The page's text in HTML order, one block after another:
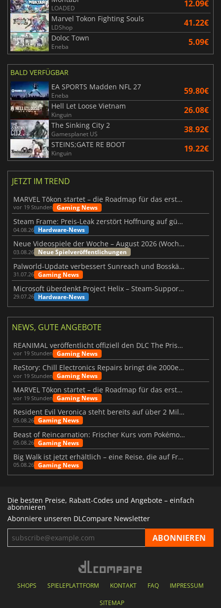
LOADED 12.09€
Marvel Tokon Fighting Souls
LDShop 41.22€
Doloc Town
Eneba 5.09€
BALD VERFÜGBAR
EA SPORTS Madden NFL 27
Eneba 59.80€
Hell Let Loose Vietnam
Kinguin 26.08€
The Sinking City 2
Gamesplanet US 38.92€
STEINS;GATE RE BOOT
Kinguin 19.22€
JETZT IM TREND
MARVEL Tōkon startet – die Roadmap für das erste Jahr wurde vorgestellt
vor 19 Stunden Gaming News
Steam Frame: Preis-Leak zerstört Hoffnung auf günstiges VR-Headset
04.08.26 Hardware-News
Neue Videospiele der Woche – August 2026 (Woche 32)
03.08.26 Neue Spielveröffentlichungen
Palworld-Update verbessert Sunreach und Bosskämpfe deutlich
31.07.26 Gaming News
Microsoft überdenkt Project Helix – Steam-Support gefährdet
29.07.26 Hardware-News
NEWS, GUTE ANGEBOTE
REANIMAL veröffentlicht offiziell den DLC The Prisoner
vor 19 Stunden Gaming News
ReStory: Chill Electronics Repairs bringt die 2000er zurück
vor 19 Stunden Gaming News
MARVEL Tōkon startet – die Roadmap für das erste Jahr wurde vorgestellt
vor 19 Stunden Gaming News
Resident Evil Veronica steht bereits auf über 2 Millionen Wunschlisten
05.08.26 Gaming News
Beast of Reincarnation: Frischer Kurs vom Pokémon-Studio
05.08.26 Gaming News
Big Walk ist jetzt erhältlich – eine Reise, die auf Freundschaft basiert
05.08.26 Gaming News
Die besten Preise, Rabatt-Codes und Angebote – einfach
abonnieren
Abonniere unseren DLCompare Newsletter
SHOPS SPIELEPLATTFORM KONTAKT FAQ IMPRESSUM
SITEMAP